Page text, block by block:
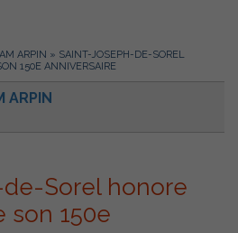
ARPIN » SAINT-JOSEPH-DE-SOREL
150E ANNIVERSAIRE
ARPIN
Sorel honore
son 150e